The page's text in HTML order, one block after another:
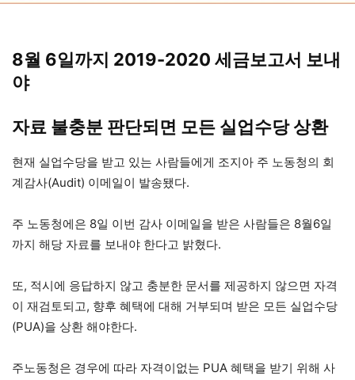
8월 6일까지 2019-2020 세금보고서 보내
야
자료 불충분 판단되면 모든 실업수당 상환
현재 실업수당을 받고 있는 사람들에게 조지아 주 노동청의 회
계감사(Audit) 이메일이 발송됐다.
주 노동청에은 8일 이번 감사 이메일을 받은 사람들은 8월6일
까지 해당 자료를 보내야 한다고 밝혔다.
또, 적시에 응답하지 않고 충분한 문서를 제공하지 않으면 자격
이 재검토되고, 향후 혜택에 대해 거부되며 받은 모든 실업수당
(PUA)을 상환 해야한다.
주노동청은 경우에 따라 자격이없는 PUA 혜택을 받기 위해 사